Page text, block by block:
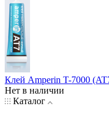
Клей Amperin T-7000
Нет в наличии
Каталог